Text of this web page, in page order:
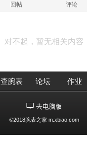
回帖 评论
对不起，暂无相关内容
查腕表 论坛 作业
去电脑版
©2018腕表之家 m.xbiao.com